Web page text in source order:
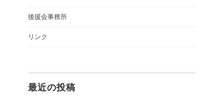
後援会事務所
リンク
最近の投稿